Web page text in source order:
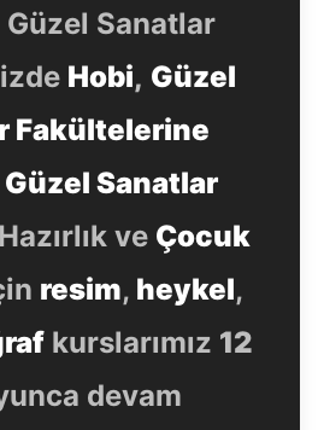
Güzel Sanatlar
Hobi, Güzel
Fakültelerine
Güzel Sanatlar
Hazırlık ve Çocuk
resim, heykel,
kurslarımız 12
devam